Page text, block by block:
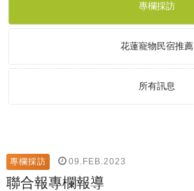
專欄採訪
花蓮寵物民宿推薦
所有訊息
專欄採訪 09.FEB.2023
聯合報專欄報導